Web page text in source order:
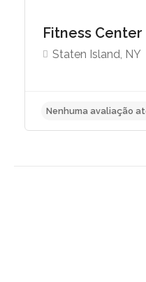
Fitness Center
Staten Island, NY